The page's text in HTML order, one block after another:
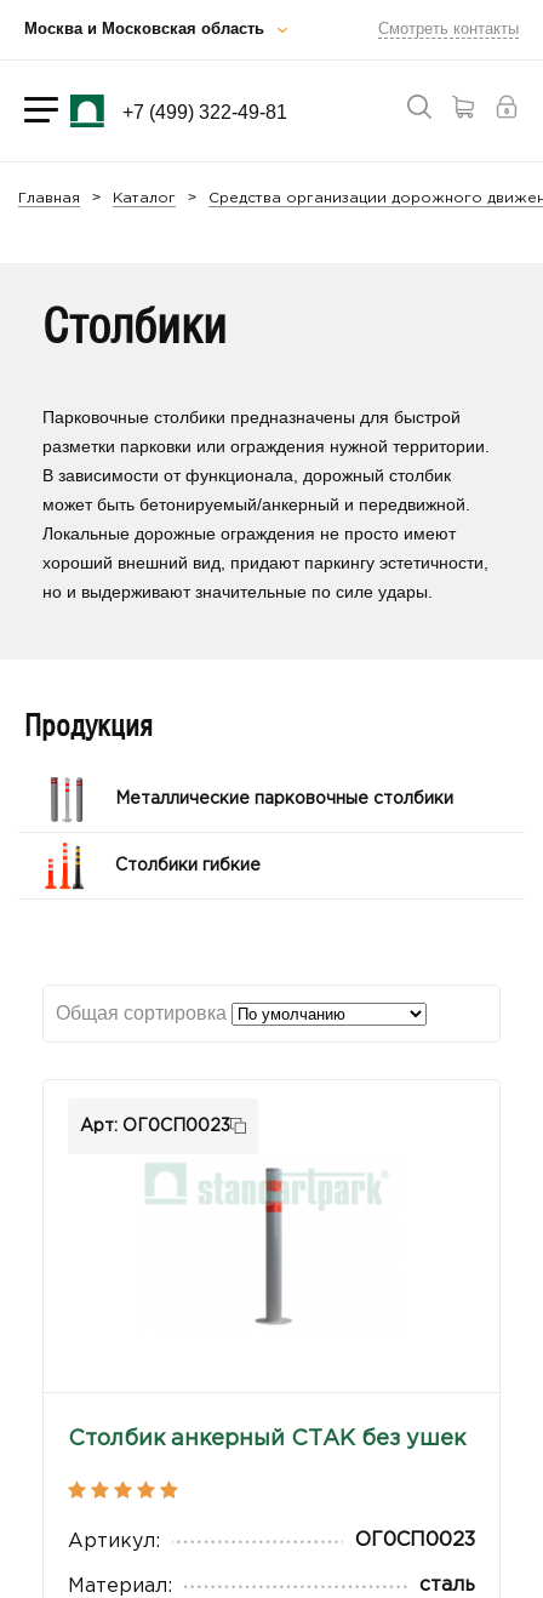
Москва и Московская область Смотреть контакты
+7 (499) 322-49-81
Главная Каталог Средства организации дорожного
Столбики
Парковочные столбики предназначены для быстрой
разметки парковки или ограждения нужной территории.
В зависимости от функционала, дорожный столбик
может быть бетонируемый/анкерный и передвижной.
Локальные дорожные ограждения не просто имеют
хороший внешний вид, придают паркингу эстетичности,
но и выдерживают значительные по силе удары.
Продукция
Металлические парковочные столбики
Столбики гибкие
Общая сортировка
Арт: ОГ0СП0023
Столбик анкерный СТАК без ушек
Артикул: ОГ0СП0023
Материал: сталь